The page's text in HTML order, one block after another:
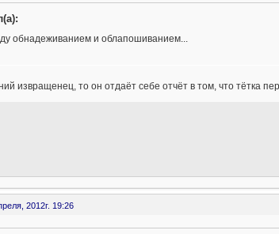
обнадеживанием и облапошиванием...
извращенец, то он отдаёт себе отчёт в том, что тётка
2012г. 19:26